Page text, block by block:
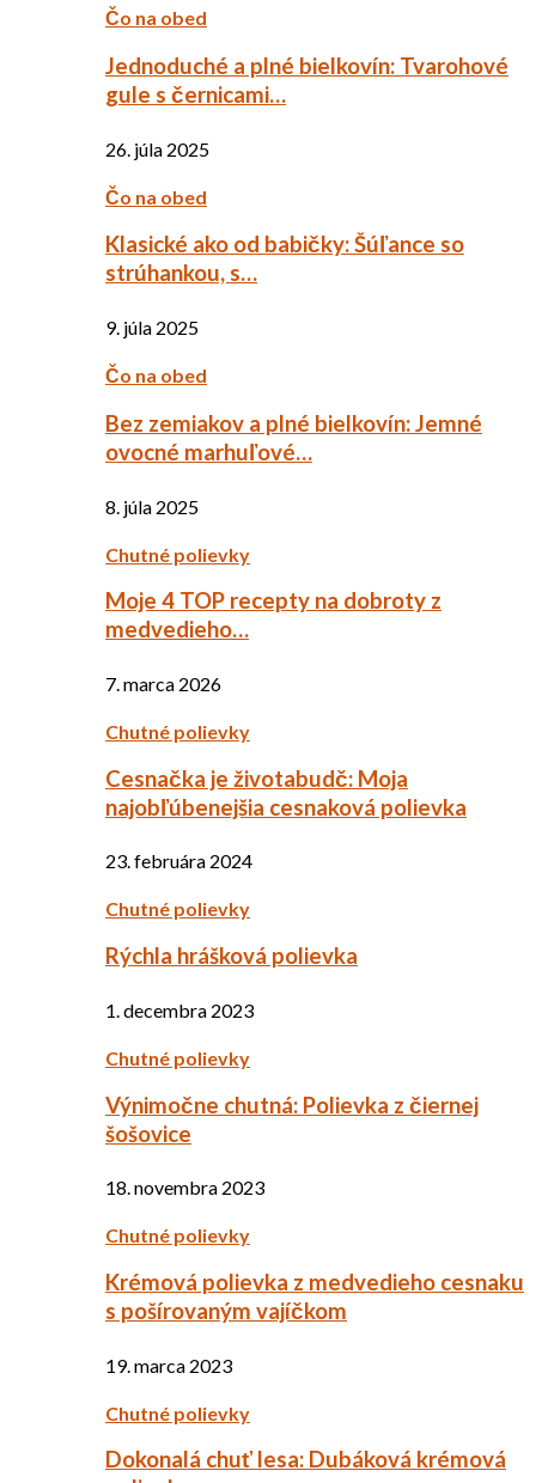
Čo na obed
Jednoduché a plné bielkovín: Tvarohové
gule s černicami…
26. júla 2025
Čo na obed
Klasické ako od babičky: Šúľance so
strúhankou, s…
9. júla 2025
Čo na obed
Bez zemiakov a plné bielkovín: Jemné
ovocné marhuľové…
8. júla 2025
Chutné polievky
Moje 4 TOP recepty na dobroty z
medvedieho…
7. marca 2026
Chutné polievky
Cesnačka je životabudč: Moja
najobľúbenejšia cesnaková polievka
23. februára 2024
Chutné polievky
Rýchla hrášková polievka
1. decembra 2023
Chutné polievky
Výnimočne chutná: Polievka z čiernej
šošovice
18. novembra 2023
Chutné polievky
Krémová polievka z medvedieho cesnaku
s pošírovaným vajíčkom
19. marca 2023
Chutné polievky
Dokonalá chuť lesa: Dubáková krémová